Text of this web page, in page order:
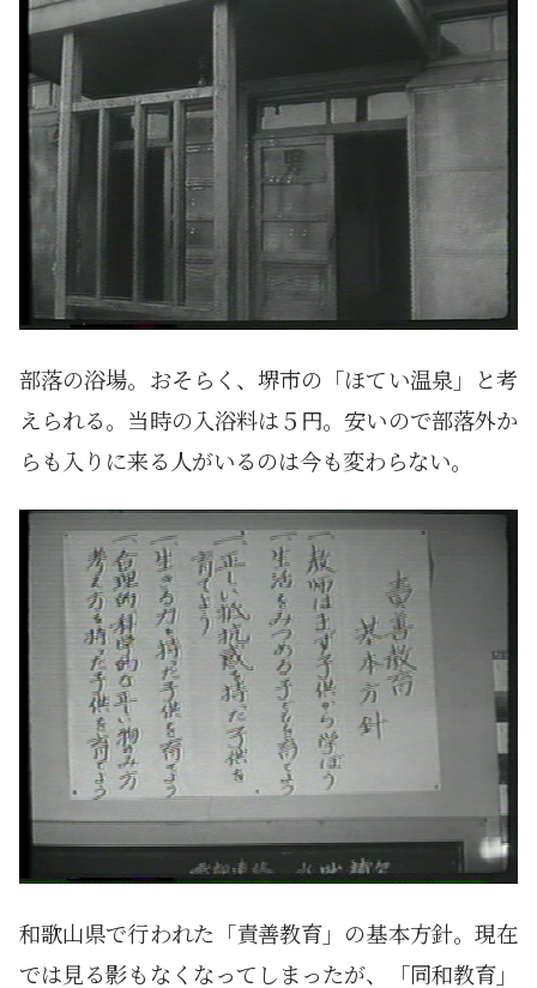
部落の浴場。おそらく、堺市の「ほてい温泉」と考
えられる。当時の入浴料は５円。安いので部落外か
らも入りに来る人がいるのは今も変わらない。
和歌山県で行われた「責善教育」の基本方針。現在
では見る影もなくなってしまったが、「同和教育」